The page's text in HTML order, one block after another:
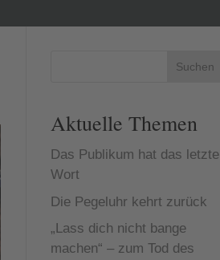
Suchen
Aktuelle Themen
Das Publikum hat das letzte
Wort
Die Pegeluhr kehrt zurück
„Lass dich nicht bange
machen“ – zum Tod des